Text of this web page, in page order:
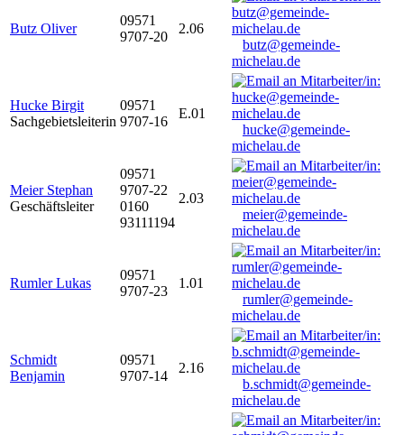
Butz Oliver
09571
9707-20
2.06
butz@gemeinde-
michelau.de
Hucke Birgit
Sachgebietsleiterin
09571
9707-16
E.01
hucke@gemeinde-
michelau.de
Meier Stephan
Geschäftsleiter
09571
9707-22
0160
93111194
2.03
meier@gemeinde-
michelau.de
Rumler Lukas
09571
9707-23
1.01
rumler@gemeinde-
michelau.de
Schmidt
Benjamin
09571
9707-14
2.16
b.schmidt@gemeinde-
michelau.de